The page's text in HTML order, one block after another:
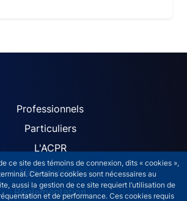
ce site des témoins de connexion, dits « cookies »,
Certains cookies sont nécessaires au
aussi la gestion de ce site requiert l’utilisation de
et de performance. Ces cookies requis
navigation
Professionnels
Particuliers
L'ACPR
Nos missions
Réglementation